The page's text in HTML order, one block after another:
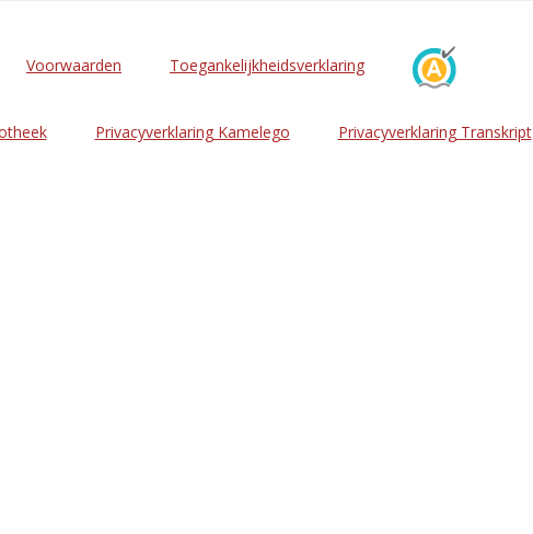
Voorwaarden Toegankelijkheidsverklaring
Privacyverklaring Kamelego Privacyverklaring Transkript